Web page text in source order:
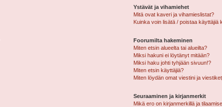
Ystävät ja vihamiehet
Mitä ovat kaveri ja vihamieslistat?
Kuinka voin lisätä / poistaa käyttäjiä
Foorumilta hakeminen
Miten etsin alueelta tai alueilta?
Miksi hakuni ei löytänyt mitään?
Miksi haku johti tyhjään sivuun!?
Miten etsin käyttäjiä?
Miten löydän omat viestini ja
Seuraaminen ja kirjanmerkit
Mikä ero on kirjanmerkillä ja